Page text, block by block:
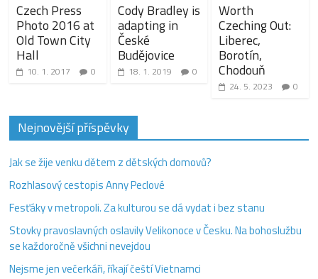
Czech Press
Photo 2016 at
Old Town City
Hall
10. 1. 2017 0
Cody Bradley is
adapting in
České
Budějovice
18. 1. 2019 0
Worth
Czeching Out:
Liberec,
Borotín,
Chodouň
24. 5. 2023 0
Nejnovější příspěvky
Jak se žije venku dětem z dětských domovů?
Rozhlasový cestopis Anny Peclové
Fesťáky v metropoli. Za kulturou se dá vydat i bez stanu
Stovky pravoslavných oslavily Velikonoce v Česku. Na bohoslužbu
se každoročně všichni nevejdou
Nejsme jen večerkáři, říkají čeští Vietnamci